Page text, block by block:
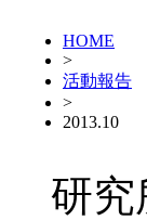
HOME
>
活動報告
>
2013.10
研究